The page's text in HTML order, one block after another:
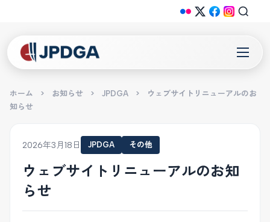
ホーム > お知らせ > JPDGA >
ウェブサイトリニューアルのお
知らせ
2026年3月18日 JPDGA その他
ウェブサイトリニューアルのお知
らせ